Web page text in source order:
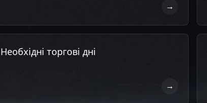
→
Необхідні торгові дні
→